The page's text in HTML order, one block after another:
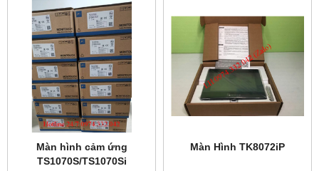
Màn hình cảm ứng
TS1070S/TS1070Si
Màn Hình TK8072iP